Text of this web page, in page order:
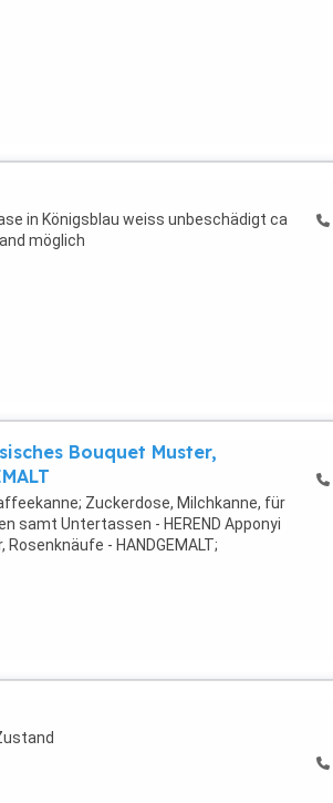
in Königsblau weiss unbeschädigt ca
möglich
Bouquet Muster,
Zuckerdose, Milchkanne, für
samt Untertassen - HEREND Apponyi
- HANDGEMALT;